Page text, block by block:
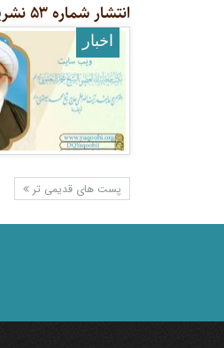
انتشار شماره ۵۳ نشریه نور به زبان فارسی
اخبار
پست های قدیمی تر